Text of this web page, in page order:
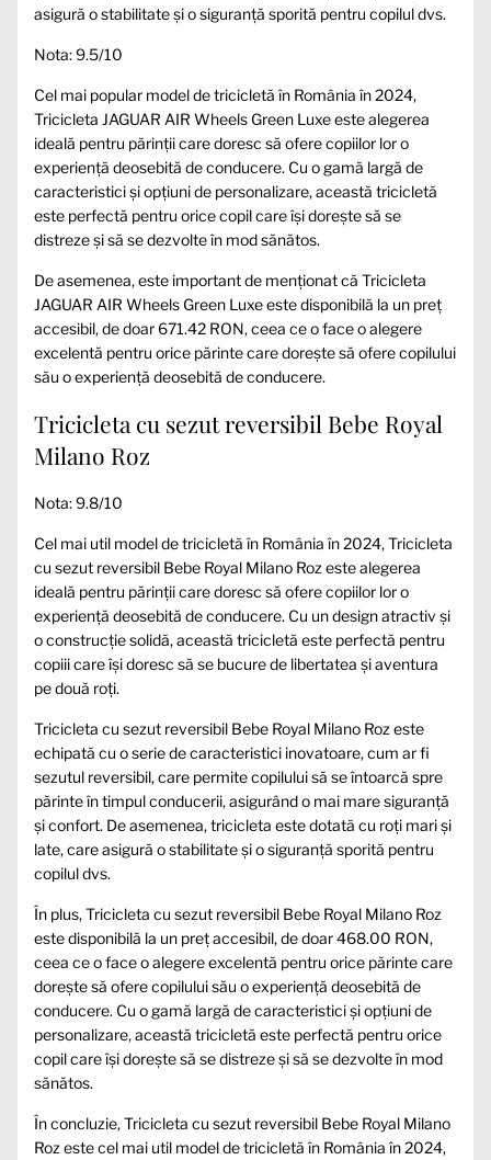
asigură o stabilitate și o siguranță sporită pentru copilul dvs.
Nota: 9.5/10
Cel mai popular model de tricicletă în România în 2024,
Tricicleta JAGUAR AIR Wheels Green Luxe este alegerea
ideală pentru părinții care doresc să ofere copiilor lor o
experiență deosebită de conducere. Cu o gamă largă de
caracteristici și opțiuni de personalizare, această tricicletă
este perfectă pentru orice copil care își dorește să se
distreze și să se dezvolte în mod sănătos.
De asemenea, este important de menționat că Tricicleta
JAGUAR AIR Wheels Green Luxe este disponibilă la un preț
accesibil, de doar 671.42 RON, ceea ce o face o alegere
excelentă pentru orice părinte care dorește să ofere copilului
său o experiență deosebită de conducere.
Tricicleta cu sezut reversibil Bebe Royal
Milano Roz
Nota: 9.8/10
Cel mai util model de tricicletă în România în 2024, Tricicleta
cu sezut reversibil Bebe Royal Milano Roz este alegerea
ideală pentru părinții care doresc să ofere copiilor lor o
experiență deosebită de conducere. Cu un design atractiv și
o construcție solidă, această tricicletă este perfectă pentru
copiii care își doresc să se bucure de libertatea și aventura
pe două roți.
Tricicleta cu sezut reversibil Bebe Royal Milano Roz este
echipată cu o serie de caracteristici inovatoare, cum ar fi
sezutul reversibil, care permite copilului să se întoarcă spre
părinte în timpul conducerii, asigurând o mai mare siguranță
și confort. De asemenea, tricicleta este dotată cu roți mari și
late, care asigură o stabilitate și o siguranță sporită pentru
copilul dvs.
În plus, Tricicleta cu sezut reversibil Bebe Royal Milano Roz
este disponibilă la un preț accesibil, de doar 468.00 RON,
ceea ce o face o alegere excelentă pentru orice părinte care
dorește să ofere copilului său o experiență deosebită de
conducere. Cu o gamă largă de caracteristici și opțiuni de
personalizare, această tricicletă este perfectă pentru orice
copil care își dorește să se distreze și să se dezvolte în mod
sănătos.
În concluzie, Tricicleta cu sezut reversibil Bebe Royal Milano
Roz este cel mai util model de tricicletă în România în 2024,